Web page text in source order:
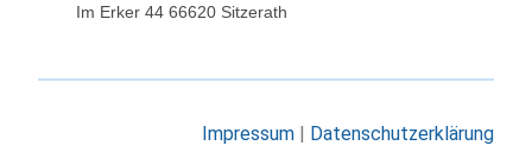
Im Erker 44 66620 Sitzerath
Impressum | Datenschutzerklärung